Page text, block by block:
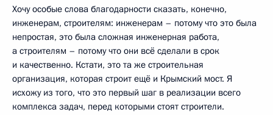
Хочу особые слова благодарности сказать, конечно,
инженерам, строителям: инженерам – потому что это была
непростая, это была сложная инженерная работа,
а строителям – потому что они всё сделали в срок
и качественно. Кстати, это та же строительная
организация, которая строит ещё и Крымский мост. Я
исхожу из того, что это первый шаг в реализации всего
комплекса задач, перед которыми стоят строители.